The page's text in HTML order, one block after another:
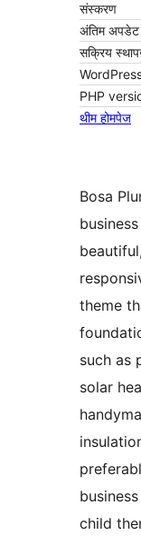
संस्करण
अंतिम अपडेट
सक्रिय
PHP
थीम होमपेज
Bosa
theme
such as
solar
child